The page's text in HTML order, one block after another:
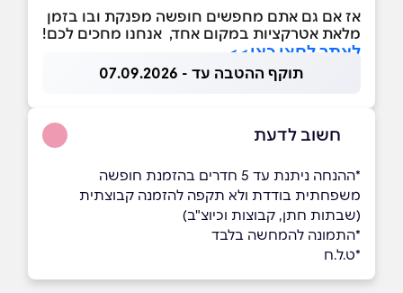
אז אם גם אתם מחפשים חופשה מפנקת ובו בזמן
מלאת אטרקציות במקום אחד, אנחנו מחכים לכם!
לאתר לחצו כאן>>
תוקף ההטבה עד - 07.09.2026
חשוב לדעת
*ההנחה ניתנת עד 5 חדרים בהזמנת חופשה
משפחתית בודדת ולא תקפה להזמנה קבוצתית
(שבתות חתן, קבוצות וכיוצ"ב)
*התמונה להמחשה בלבד
*ט.ל.ח